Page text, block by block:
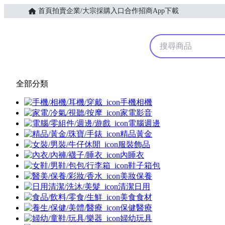
首頁拍賣企業/大宗採購入口 合作招商App下載
Yahoo購物中心
全部分類
手機相機
家電影音
電腦週邊
精品黃金
服裝飾品
內睡衣
鞋子箱包
美妝保養
清潔日用
美食食材
保健醫療
婦幼玩具